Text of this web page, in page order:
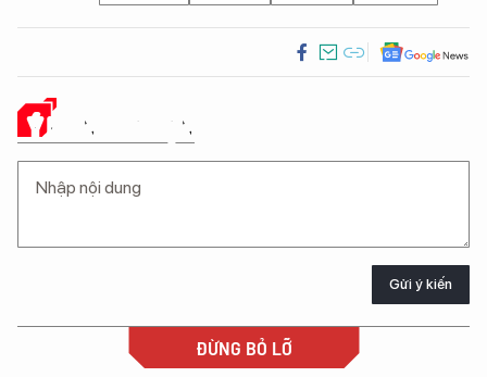
Ý KIẾN CỦA BẠN
Gửi ý kiến
ĐỪNG BỎ LỠ